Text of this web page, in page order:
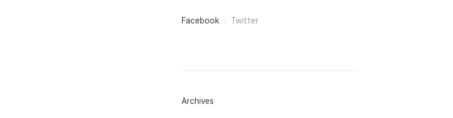
페
그
Facebook Twitter
Archives